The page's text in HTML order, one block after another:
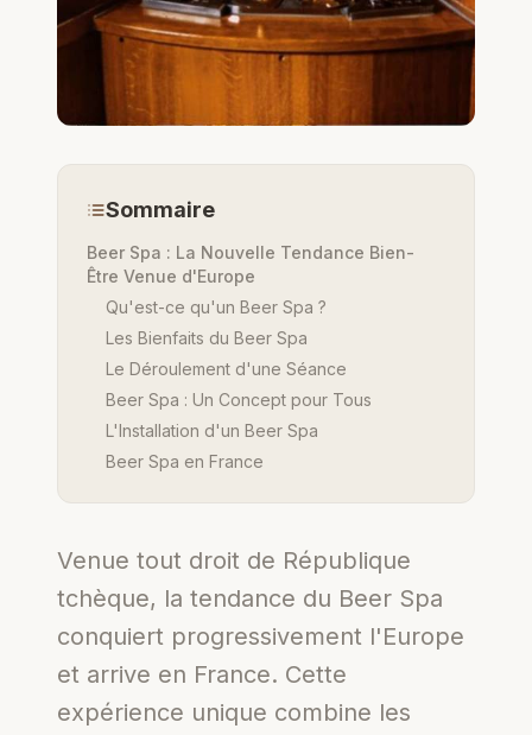
Sommaire
Beer Spa : La Nouvelle Tendance Bien-
Être Venue d'Europe
Qu'est-ce qu'un Beer Spa ?
Les Bienfaits du Beer Spa
Le Déroulement d'une Séance
Beer Spa : Un Concept pour Tous
L'Installation d'un Beer Spa
Beer Spa en France
Venue tout droit de République
tchèque, la tendance du Beer Spa
conquiert progressivement l'Europe
et arrive en France. Cette
expérience unique combine les